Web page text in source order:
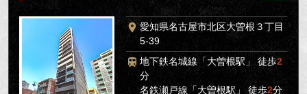
愛知県名古屋市北区大曽根３丁目
5-39
地下鉄名城線「大曽根駅」 徒歩2
分
名鉄瀬戸線「大曽根駅」 徒歩2分